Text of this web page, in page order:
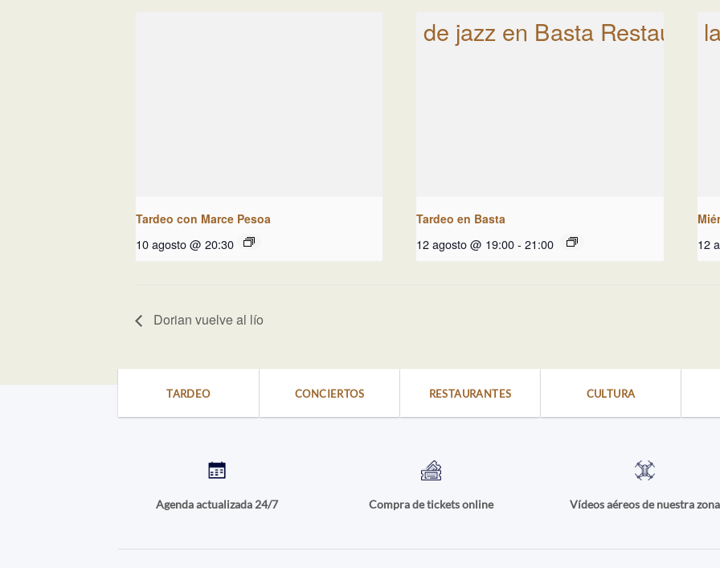
Tardeo con Marce Pesoa
10 agosto @ 20:30
Tardeo en Basta
12 agosto @ 19:00 - 21:00 12
Dorian vuelve al lío
TARDEO CONCIERTOS RESTAURANTES CULTURA
Agenda actualizada 24/7 Compra de tickets online Vídeos aéreos de nuestra zona